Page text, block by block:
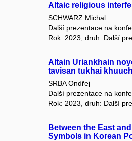
Altaic religious
SCHWARZ Michal
Další prezentace na
Rok: 2023, druh: Další
Altain Uriankhain
tavisan tukhai
SRBA Ondřej
Další prezentace na
Rok: 2023, druh: Další
Between the East
Symbols in Korean